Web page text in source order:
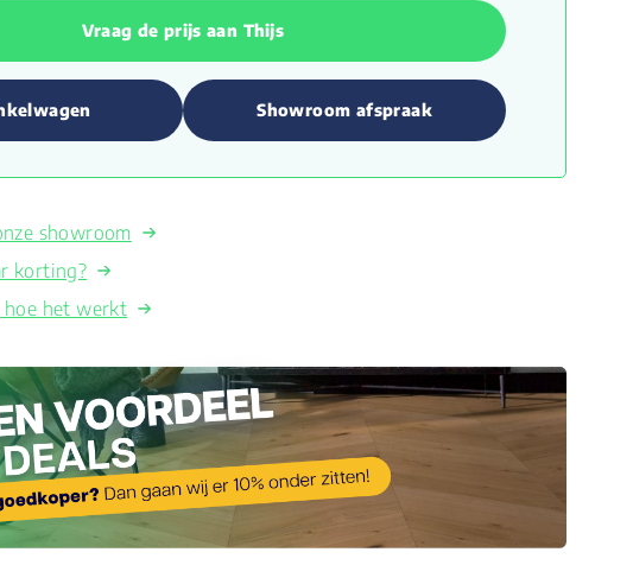
Vraag de prijs aan Thijs
Showroom afspraak
showroom
korting?
hoe het werkt